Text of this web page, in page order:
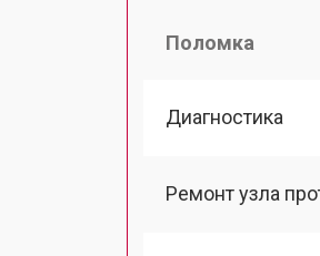
Поломка
Диагностика
Ремонт узла